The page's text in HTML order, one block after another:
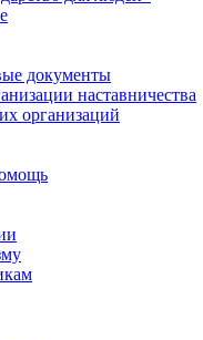
документы
наставничества
организаций